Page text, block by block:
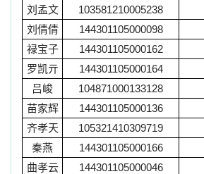
刘孟文
103581210005238
刘倩倩
144301105000098
禄宝子
144301105000162
罗凯亓
144301105000164
吕峻
104871000133128
苗家辉
144301105000136
齐孝天
105321410309719
秦燕
144301105000166
曲孝云
144301105000046